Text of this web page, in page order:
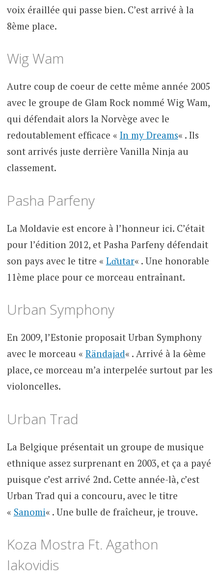
voix éraillée qui passe bien. C’est arrivé à la
8ème place.
Wig Wam
Autre coup de coeur de cette même année 2005
avec le groupe de Glam Rock nommé Wig Wam,
qui défendait alors la Norvège avec le
redoutablement efficace « In my Dreams« . Ils
sont arrivés juste derrière Vanilla Ninja au
classement.
Pasha Parfeny
La Moldavie est encore à l’honneur ici. C’était
pour l’édition 2012, et Pasha Parfeny défendait
son pays avec le titre « Lɑ̌utar« . Une honorable
11ème place pour ce morceau entraînant.
Urban Symphony
En 2009, l’Estonie proposait Urban Symphony
avec le morceau « Rändajad« . Arrivé à la 6ème
place, ce morceau m’a interpelée surtout par les
violoncelles.
Urban Trad
La Belgique présentait un groupe de musique
ethnique assez surprenant en 2003, et ça a payé
puisque c’est arrivé 2nd. Cette année-là, c’est
Urban Trad qui a concouru, avec le titre
« Sanomi« . Une bulle de fraîcheur, je trouve.
Koza Mostra Ft. Agathon
Iakovidis